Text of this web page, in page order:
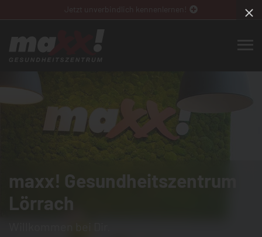
Jetzt unverbindlich kennenlernen!
maxx! Gesundheitszentrum
Lörrach